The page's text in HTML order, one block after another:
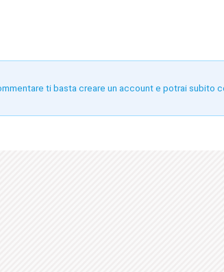
ti basta creare un account e potrai subito